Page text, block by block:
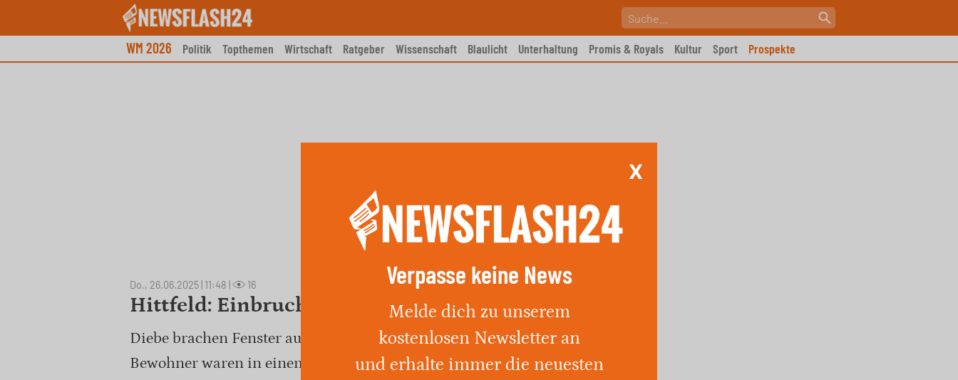
WM 2026 Politik Topthemen Wirtschaft Ratgeber Wissenschaft Blaulicht Unterhaltung Promis & Royals Kultur Sport Prospekte
Do., 26.06.2025 | 11:48 16
Hittfeld: Einbruch in Mehrfamilienhaus
Diebe brachen Fenster auf und erbeuteten Bargeld und Papiere.
Bewohner waren in einem anderen Raum und bemerkten nichts.
X
Verpasse keine News
Melde dich zu unserem
kostenlosen Newsletter an
und erhalte immer die neuesten